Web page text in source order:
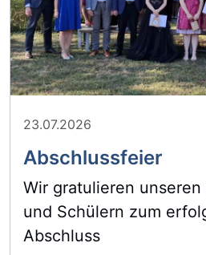
23.07.2026
Abschlussfeier
Wir gratulieren
und Schülern zum
Abschluss